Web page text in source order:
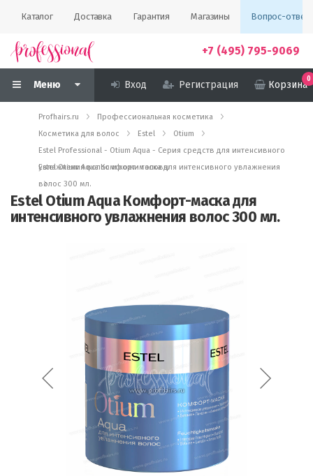
Каталог Доставка Гарантия Магазины Вопрос-ответ
+7 (495) 795-9069
Меню Вход Регистрация Корзина
0
Profhairs.ru
Профессиональная косметика
Косметика для волос
Estel
Otium
Estel Professional - Otium Aqua - Серия средств для интенсивного
увлажнения волос и кожи головы
Estel Otium Aqua Комфорт-маска для интенсивного увлажнения
волос 300 мл.
Estel Otium Aqua Комфорт-маска для
интенсивного увлажнения волос 300 мл.